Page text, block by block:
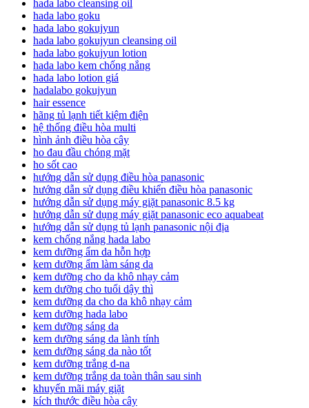
hada labo cleansing oil
hada labo goku
hada labo gokujyun
hada labo gokujyun cleansing oil
hada labo gokujyun lotion
hada labo kem chống nắng
hada labo lotion giá
hadalabo gokujyun
hair essence
hãng tủ lạnh tiết kiệm điện
hệ thống điều hòa multi
hình ảnh điều hòa cây
ho đau đầu chóng mặt
ho sốt cao
hướng dẫn sử dụng điều hòa panasonic
hướng dẫn sử dụng điều khiển điều hòa panasonic
hướng dẫn sử dụng máy giặt panasonic 8.5 kg
hướng dẫn sử dụng máy giặt panasonic eco aquabeat
hướng dẫn sử dụng tủ lạnh panasonic nội địa
kem chống nắng hada labo
kem dưỡng ẩm da hỗn hợp
kem dưỡng ẩm làm sáng da
kem dưỡng cho da khô nhạy cảm
kem dưỡng cho tuổi dậy thì
kem dưỡng da cho da khô nhạy cảm
kem dưỡng hada labo
kem dưỡng sáng da
kem dưỡng sáng da lành tính
kem dưỡng sáng da nào tốt
kem dưỡng trắng d-na
kem dưỡng trắng da toàn thân sau sinh
khuyến mãi máy giặt
kích thước điều hòa cây